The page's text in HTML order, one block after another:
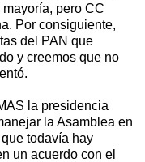
pero CC
Por consiguiente,
del PAN que
y creemos que no
la presidencia
la Asamblea en
todavía hay
un acuerdo con el